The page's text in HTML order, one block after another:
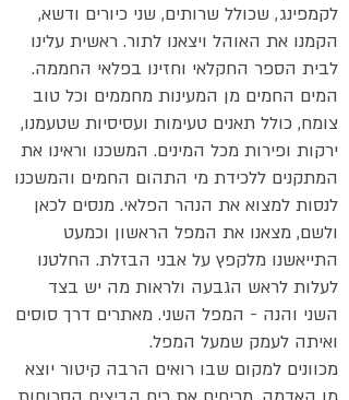
לקמפינג, שכולל שרותים, שני כיורים ודשא,
הקמנו את האוהל ויצאנו לתור. ראשית עלינו
לבית הספר החקלאי וחזינו בפלאי החממה.
המים החמים מן המעינות מחממים וכל טוב
צומח, כולל תאנים טעימות ועסיסיות שטעמנו,
ירקות ופירות מכל המינים. המשכנו וראינו את
המתקנים ללכידת מי התהום החמים והמשכנו
לנסות למצוא את הנהר הפלאי. מנסים לכאן
ולשם, מצאנו את המפל הראשון וכמעט
התייאשנו מלקפץ על אבני הבזלת. החלטנו
לעלות לראש הגבעה ולראות מה יש בצד
השני והנה - המפל השני. מאתרים דרך סוסים
ואיתה לעמק שמעל המפל.
מכוונים למקום שבו רואים הרבה קיטור יוצא